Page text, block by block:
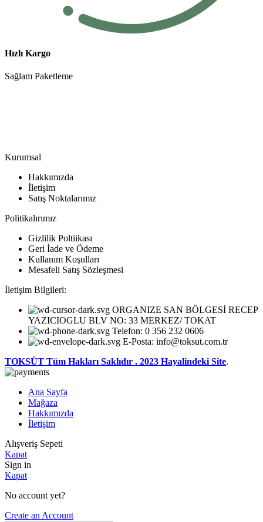
Hızlı Kargo
Sağlam Paketleme
Kurumsal
Hakkımızda
İletişim
Satış Noktalarımız
Politikalırımız
Gizlilik Poltiikası
Geri İade ve Ödeme
Kullanım Koşulları
Mesafeli Satış Sözleşmesi
İletişim Bilgileri:
ORGANIZE SAN BÖLGESİ RECEP
YAZICIOGLU BLV NO: 33 MERKEZ/ TOKAT
Telefon: 0 356 232 0606
E-Posta: info@toksut.com.tr
TOKSÜT Tüm Hakları Saklıdır . 2023 Hayalindeki Site.
Ana Sayfa
Mağaza
Hakkımızda
İletişim
Alışveriş Sepeti
Kapat
Sign in
Kapat
No account yet?
Create an Account